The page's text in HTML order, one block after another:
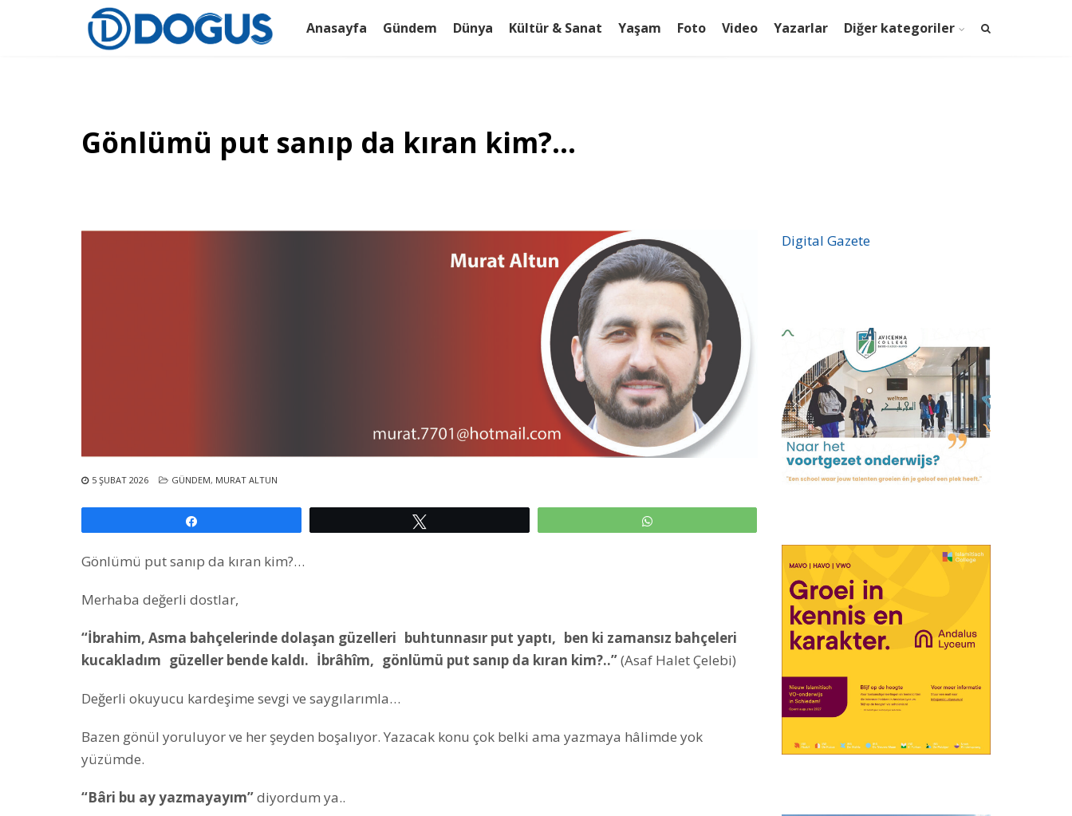
Anasayfa Gündem Dünya Kültür & Sanat Yaşam Foto Video Yazarlar Diğer kategoriler
Gönlümü put sanıp da kıran kim?…
5 ŞUBAT 2026 GÜNDEM, MURAT ALTUN
Gönlümü put sanıp da kıran kim?…
Merhaba değerli dostlar,
“İbrahim, Asma bahçelerinde dolaşan güzelleri buhtunnasır put yaptı, ben ki zamansız bahçeleri
kucakladım güzeller bende kaldı. İbrâhîm, gönlümü put sanıp da kıran kim?..”(Asaf Halet Çelebi)
Değerli okuyucu kardeşime sevgi ve saygılarımla…
Bazen gönül yoruluyor ve her şeyden boşalıyor. Yazacak konu çok belki ama yazmaya hâlimde yok
yüzümde.
“Bâri bu ay yazmayayım”diyordum ya..
Digital Gazete